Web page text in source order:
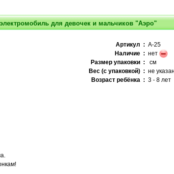
для девочек и мальчиков "Аэро"
Артикул : A-25
Наличие : нет
Размер упаковки : см
Вес (с упаковкой) : не указан
Возраст ребёнка : 3 - 8 лет